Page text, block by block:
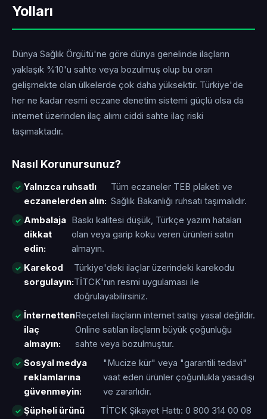
Yolları
Dünya Sağlık Örgütü'ne göre dünya genelinde ilaçların
yaklaşık %10'u sahte veya bozulmuş olup bu oran
gelişmekte olan ülkelerde çok daha yüksektir. Türkiye'de
her ne kadar resmi eczane denetim sistemi güçlü olsa da
internet üzerinden ilaç alımı ciddi sahte ilaç riski
taşımaktadır.
Nasıl Korunursunuz?
Yalnızca ruhsatlı
eczanelerden alın:
Tüm eczaneler TEB plaketi ve
Sağlık Bakanlığı ruhsatı taşımalıdır.
Ambalaja
dikkat
edin:
Baskı kalitesi düşük, Türkçe yazım hataları
olan veya garip koku veren ürünleri satın
almayın.
Karekod
sorgulayın:
Türkiye'deki ilaçlar üzerindeki karekodu
TİTCK'nın resmi uygulaması ile
doğrulayabilirsiniz.
İnternetten
ilaç
almayın:
Reçeteli ilaçların internet satışı yasal değildir.
Online satılan ilaçların büyük çoğunluğu
sahte veya bozulmuştur.
Sosyal medya
reklamlarına
güvenmeyin:
"Mucize kür" veya "garantili tedavi"
vaat eden ürünler çoğunlukla yasadışı
ve zararlıdır.
Şüpheli ürünü
TİTCK Şikayet Hattı: 0 800 314 00 08